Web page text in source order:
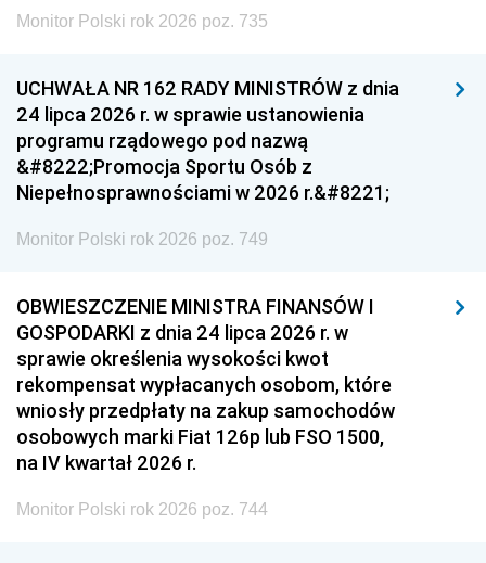
Monitor Polski rok 2026 poz. 735
UCHWAŁA NR 162 RADY MINISTRÓW z dnia
24 lipca 2026 r. w sprawie ustanowienia
programu rządowego pod nazwą
&#8222;Promocja Sportu Osób z
Niepełnosprawnościami w 2026 r.&#8221;
Monitor Polski rok 2026 poz. 749
OBWIESZCZENIE MINISTRA FINANSÓW I
GOSPODARKI z dnia 24 lipca 2026 r. w
sprawie określenia wysokości kwot
rekompensat wypłacanych osobom, które
wniosły przedpłaty na zakup samochodów
osobowych marki Fiat 126p lub FSO 1500,
na IV kwartał 2026 r.
Monitor Polski rok 2026 poz. 744